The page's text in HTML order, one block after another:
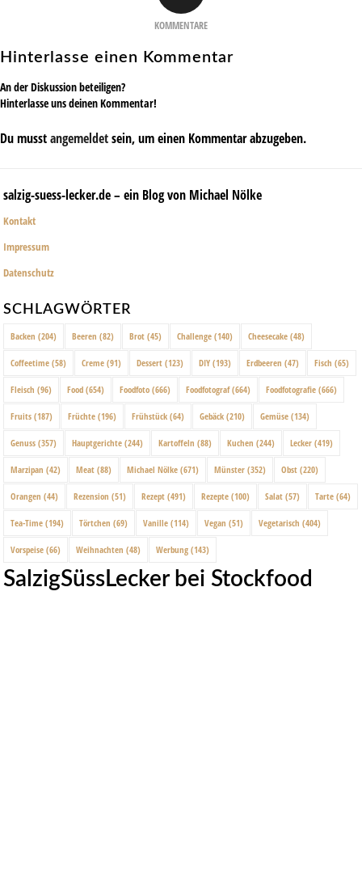
KOMMENTARE
Hinterlasse einen Kommentar
An der Diskussion beteiligen?
Hinterlasse uns deinen Kommentar!
Du musstangemeldetsein, um einen Kommentar abzugeben.
salzig-suess-lecker.de – ein Blog von Michael Nölke
Kontakt
Impressum
Datenschutz
SCHLAGWÖRTER
Backen (204) Beeren (82) Brot (45) Challenge (140) Cheesecake (48)
Coffeetime (58) Creme (91) Dessert (123) DIY (193) Erdbeeren (47) Fisch (65)
Fleisch (96) Food (654) Foodfoto (666) Foodfotograf(664) Foodfotografie (666)
Fruits (187) Früchte (196) Frühstück (64) Gebäck (210) Gemüse (134)
Genuss (357) Hauptgerichte (244) Kartoffeln (88) Kuchen (244) Lecker (419)
Marzipan (42) Meat (88) Michael Nölke (671) Münster (352) Obst (220)
Orangen (44) Rezension (51) Rezept (491) Rezepte (100) Salat (57) Tarte (64)
Tea-Time (194) Törtchen (69) Vanille (114) Vegan (51) Vegetarisch (404)
Vorspeise (66) Weihnachten (48) Werbung (143)
SalzigSüssLecker bei Stockfood